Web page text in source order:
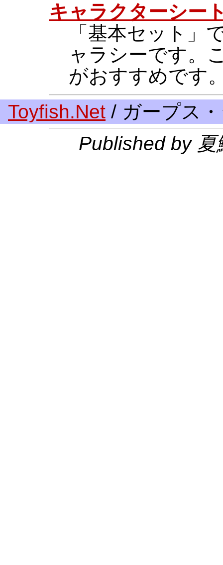
キャラクターシー
「基本セット」
ャラシーです。
がおすすめです
Toyfish.Net / ガープス
Published by